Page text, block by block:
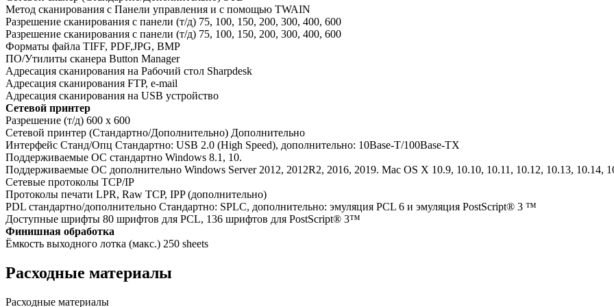
Метод сканирования с Панели управления и с помощью TWAIN
Разрешение сканирования с панели (т/д) 75, 100, 150, 200, 300, 400, 600
Разрешение сканирования с панели (т/д) 75, 100, 150, 200, 300, 400, 600
Форматы файла TIFF, PDF,JPG, BMP
ПО/Утилиты сканера Button Manager
Адресация сканирования на Рабочий стол Sharpdesk
Адресация сканирования FTP, e-mail
Адресация сканирования на USB устройство
Сетевой принтер
Разрешение (т/д) 600 x 600
Сетевой принтер (Стандартно/Дополнительно) Дополнительно
Интерфейс Станд/Опц Стандартно: USB 2.0 (High Speed), дополнительно: 10Base-T/100Base-TX
Поддерживаемые ОС стандартно Windows 8.1, 10.
Поддерживаемые ОС дополнительно Windows Server 2012, 2012R2, 2016, 2019. Mac OS X 10.9, 10.10, 10.11, 10.12, 10.13, 10.14,
Сетевые протоколы TCP/IP
Протоколы печати LPR, Raw TCP, IPP (дополнительно)
PDL стандартно/дополнительно Стандартно: SPLC, дополнительно: эмуляция PCL 6 и эмуляция PostScript® 3 ™
Доступные шрифты 80 шрифтов для PCL, 136 шрифтов для PostScript® 3™
Финишная обработка
Ёмкость выходного лотка (макс.) 250 sheets
Расходные материалы
Расходные материалы